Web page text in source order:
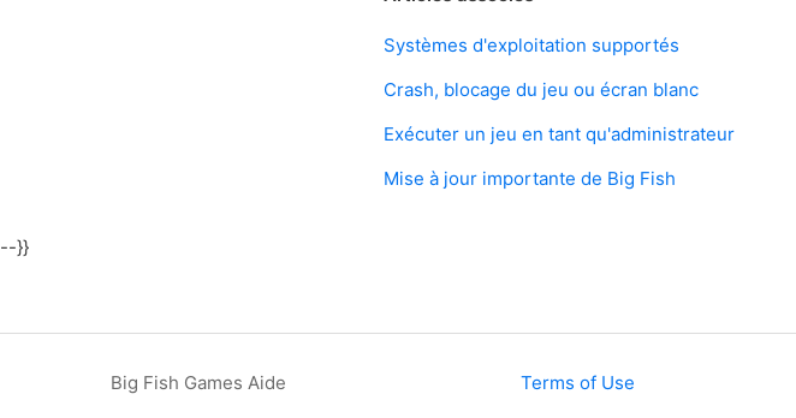
Systèmes d'exploitation supportés
Crash, blocage du jeu ou écran blanc
Exécuter un jeu en tant qu'administrateur
Mise à jour importante de Big Fish
--}}
Big Fish Games Aide Terms of Use